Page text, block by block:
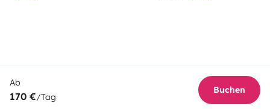
Ab
170 €/Tag
Buchen